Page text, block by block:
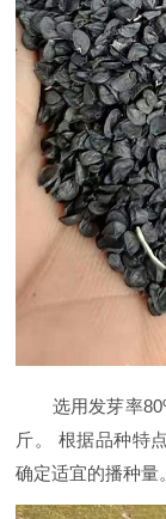
选用发芽率
斤。 根据品种特
确定适宜的播种量